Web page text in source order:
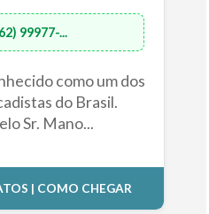
99977-...
como um dos
do Brasil.
Sr. Mano...
| COMO CHEGAR